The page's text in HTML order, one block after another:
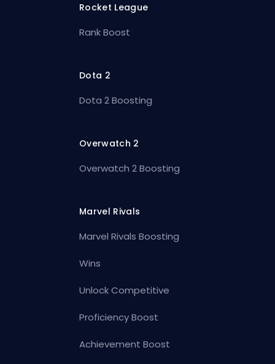
Rocket League
Rank Boost
Dota 2
Dota 2 Boosting
Overwatch 2
Overwatch 2 Boosting
Marvel Rivals
Marvel Rivals Boosting
Wins
Unlock Competitive
Proficiency Boost
Achievement Boost